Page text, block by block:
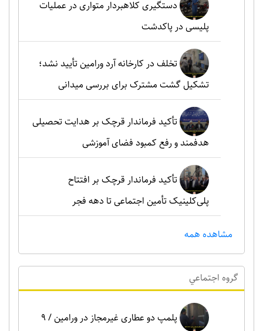
دستگیری کلاهبردار متواری در عملیات
پلیسی در پاکدشت
تخلف در کارخانه آرد ورامین تأیید نشد؛
تشکیل گشت مشترک برای بررسی میدانی
تأکید فرماندار قرچک بر هدایت تحصیلی
هدفمند و رفع کمبود فضای آموزشی
تأکید فرماندار قرچک بر افتتاح
پلی‌کلینیک تأمین اجتماعی تا دهه فجر
مشاهده همه
گروه اجتماعي
پلمپ دو عطاری غیرمجاز در ورامین / ۹